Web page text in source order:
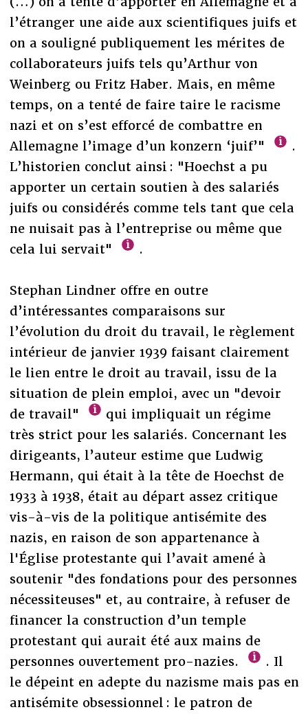
l’étranger une aide aux scientifiques juifs et
on a souligné publiquement les mérites de
collaborateurs juifs tels qu’Arthur von
Weinberg ou Fritz Haber. Mais, en même
temps, on a tenté de faire taire le racisme
nazi et on s’est efforcé de combattre en
Allemagne l’image d’un konzern ‘juif’"
.
L’historien conclut ainsi : "Hoechst a pu
apporter un certain soutien à des salariés
juifs ou considérés comme tels tant que cela
ne nuisait pas à l’entreprise ou même que
cela lui servait"
.
Stephan Lindner offre en outre
d’intéressantes comparaisons sur
l’évolution du droit du travail, le règlement
intérieur de janvier 1939 faisant clairement
le lien entre le droit au travail, issu de la
situation de plein emploi, avec un "devoir
de travail"
qui impliquait un régime
très strict pour les salariés. Concernant les
dirigeants, l’auteur estime que Ludwig
Hermann, qui était à la tête de Hoechst de
1933 à 1938, était au départ assez critique
vis-à-vis de la politique antisémite des
nazis, en raison de son appartenance à
l'Église protestante qui l’avait amené à
soutenir "des fondations pour des personnes
nécessiteuses" et, au contraire, à refuser de
financer la construction d’un temple
protestant qui aurait été aux mains de
personnes ouvertement pro-nazies.
. Il
le dépeint en adepte du nazisme mais pas en
antisémite obsessionnel : le patron de